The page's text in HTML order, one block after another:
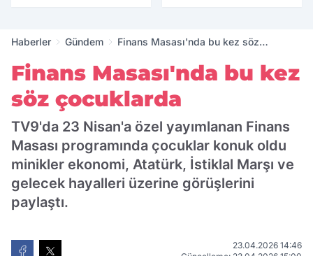
Haberler Gündem
Finans Masası'nda bu kez söz
Finans Masası'nda bu kez
söz çocuklarda
TV9'da 23 Nisan'a özel yayımlanan Finans
Masası programında çocuklar konuk oldu
minikler ekonomi, Atatürk, İstiklal Marşı ve
gelecek hayalleri üzerine görüşlerini
paylaştı.
23.04.2026 14:46